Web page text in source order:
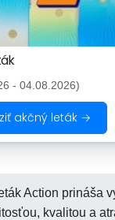
- 04.08.2026)
akčný leták →
Action prináša
kvalitou a